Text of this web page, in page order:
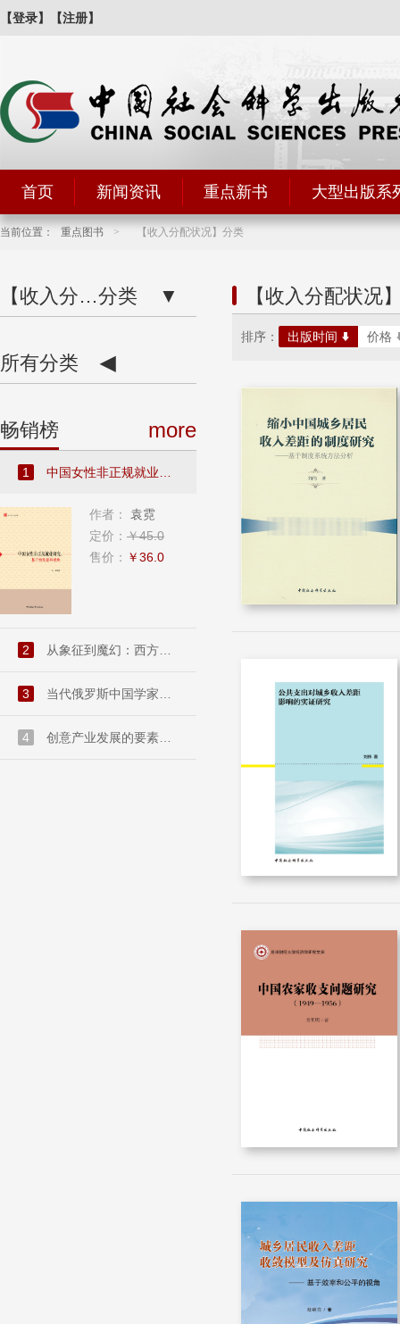
【登录】 【注册】
首页 新闻资讯 重点新书 大型出版系
当前位置： 重点图书 > 【收入分配状况】分类
【收入分配状...】分类 ▼
所有分类 ◀
畅销榜 more
1 中国女性非正规就业研究：基...
作者：
袁霓
定价： ￥45.0
售价： ￥36.0
2 从象征到魔幻：西方现代派文...
3 当代俄罗斯中国学家访谈录....
4 创意产业发展的要素禀赋和市...
【收入分配状况
排序： 出版时间 价格